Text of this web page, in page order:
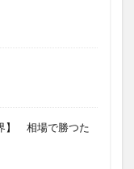
】 相場で勝つた